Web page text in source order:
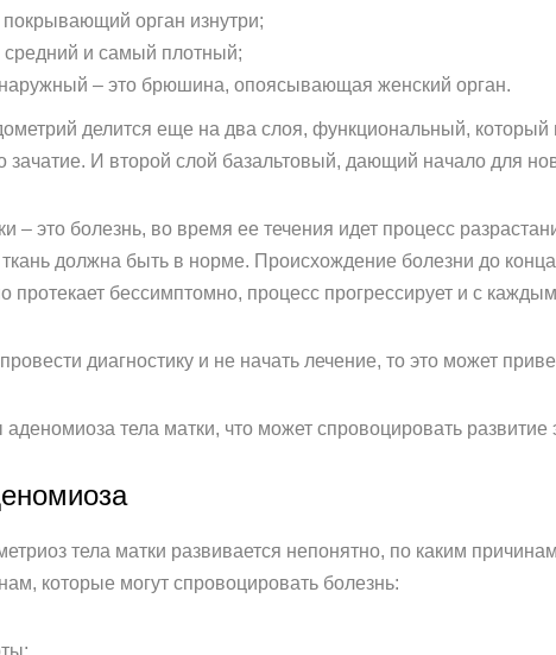
покрывающий орган изнутри;
средний и самый плотный;
– это брюшина, опоясывающая женский орган.
делится еще на два слоя, функциональный, который
зачатие. И второй слой базальтовый, дающий начало для
– это болезнь, во время ее течения идет процесс
ткань должна быть в норме. Происхождение болезни до
протекает бессимптомно, процесс прогрессирует и с
диагностику и не начать лечение, то это может
тела матки, что может спровоцировать
тела матки развивается непонятно, по каким
которые могут спровоцировать болезнь: